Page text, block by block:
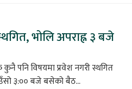
भोलि अपराह्न ३ बजे
पनि विषयमा प्रवेश नगरी स्थगित
३:०० बजे बसेको बैठ...